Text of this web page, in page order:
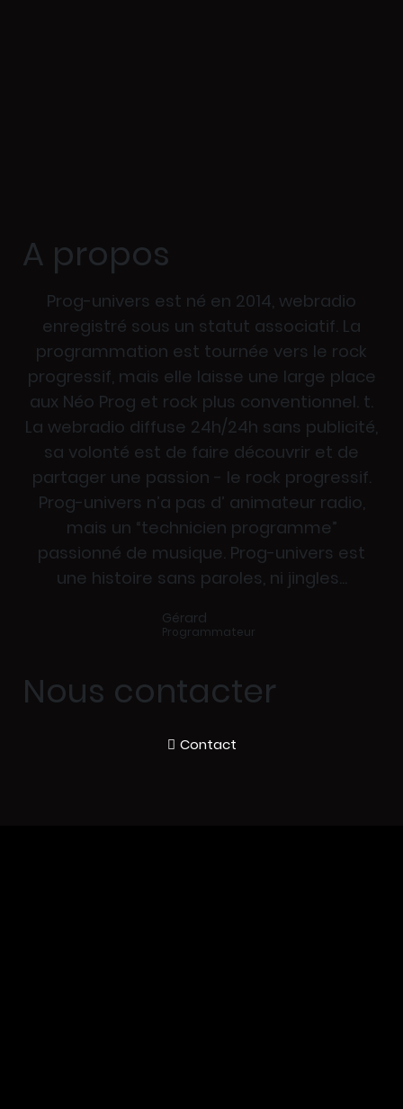
A propos
Prog-univers est né en 2014, webradio
enregistré sous un statut associatif. La
programmation est tournée vers le rock
progressif, mais elle laisse une large place
aux Néo Prog et rock plus conventionnel. t.
La webradio diffuse 24h/24h sans publicité,
sa volonté est de faire découvrir et de
partager une passion - le rock progressif.
Prog-univers n’a pas d’ animateur radio,
mais un “technicien programme”
passionné de musique. Prog-univers est
une histoire sans paroles, ni jingles...
Gérard
Programmateur
Nous contacter
Contact